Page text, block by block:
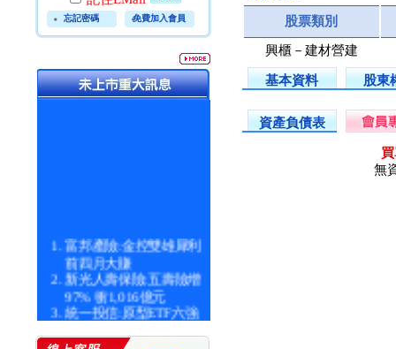
忘記密碼 免費加入會員
富邦產險:金控雙雄犀利
前四月大賺
新光人壽保險:五壽險增
97% 衝1,016億元
統一投信:原型ETF六強
漲逾九成
統一投信:主動式ETF溢
股票類別
興櫃－建材營建
基本資料 股東
資產負債表
無